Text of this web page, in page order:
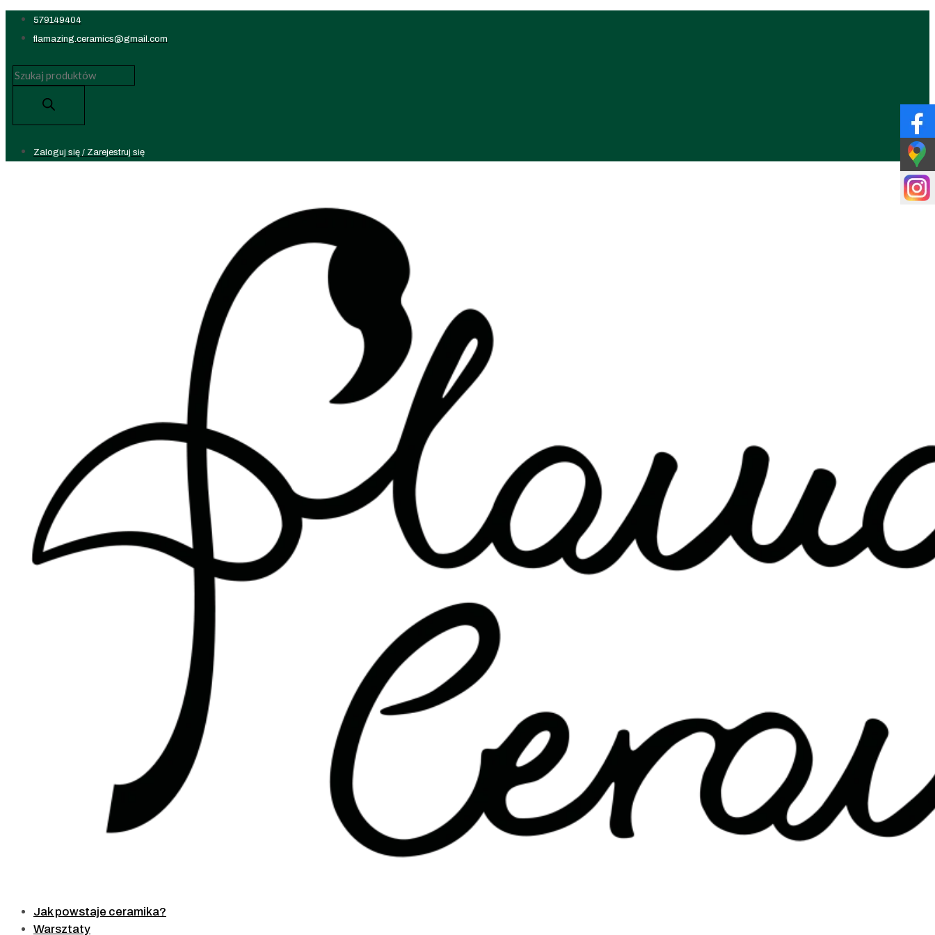
Koniec
treści
579149404
flamazing.ceramics@gmail.com
Wyszukiwarka
produktów
Zaloguj się / Zarejestruj się
Jak powstaje ceramika?
Warsztaty